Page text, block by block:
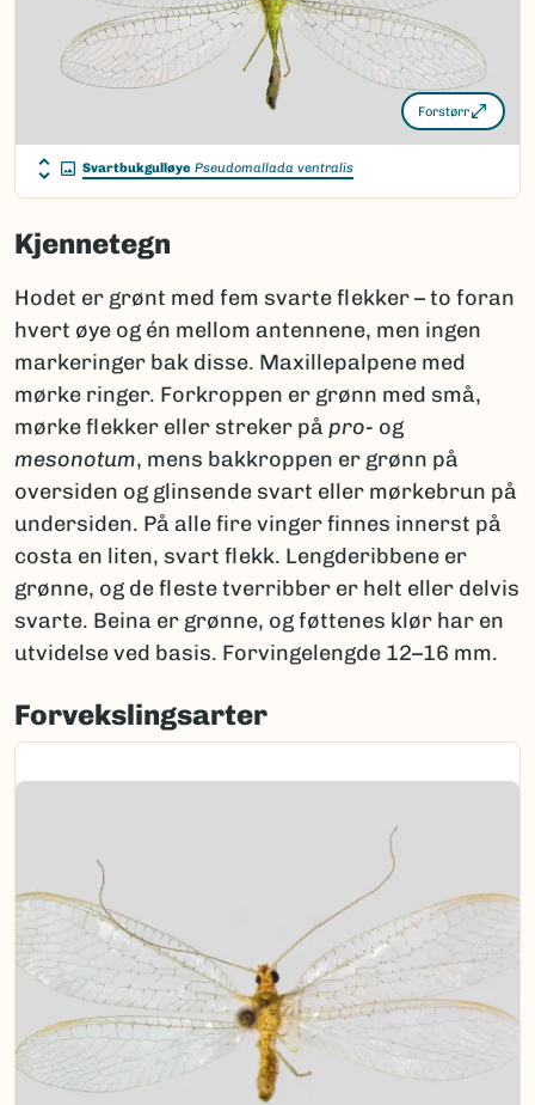
Forstørr
Svartbukgulløye Pseudomallada ventralis
Kjennetegn
Hodet er grønt med fem svarte flekker – to foran
hvert øye og én mellom antennene, men ingen
markeringer bak disse. Maxillepalpene med
mørke ringer. Forkroppen er grønn med små,
mørke flekker eller streker på pro- og
mesonotum, mens bakkroppen er grønn på
oversiden og glinsende svart eller mørkebrun på
undersiden. På alle fire vinger finnes innerst på
costa en liten, svart flekk. Lengderibbene er
grønne, og de fleste tverribber er helt eller delvis
svarte. Beina er grønne, og føttenes klør har en
utvidelse ved basis. Forvingelengde 12–16 mm.
Forvekslingsarter